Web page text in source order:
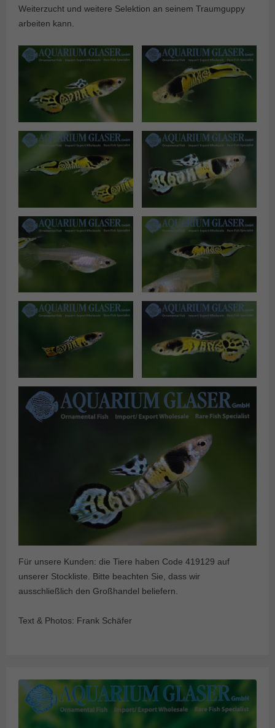
Weiterzucht und weitere Selektion an seinem Traumguppy
arbeiten kann.
Für unsere Kunden: die Tiere haben Code 419129 auf
unserer Stockliste. Bitte beachten Sie, dass wir
ausschließlich den Großhandel beliefern.
Text & Photos: Frank Schäfer